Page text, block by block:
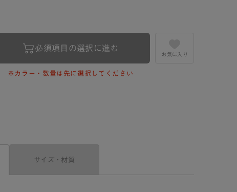
必須項目の選択に進む
お気に入り
※カラー・数量は先に選択してください
サイズ・材質